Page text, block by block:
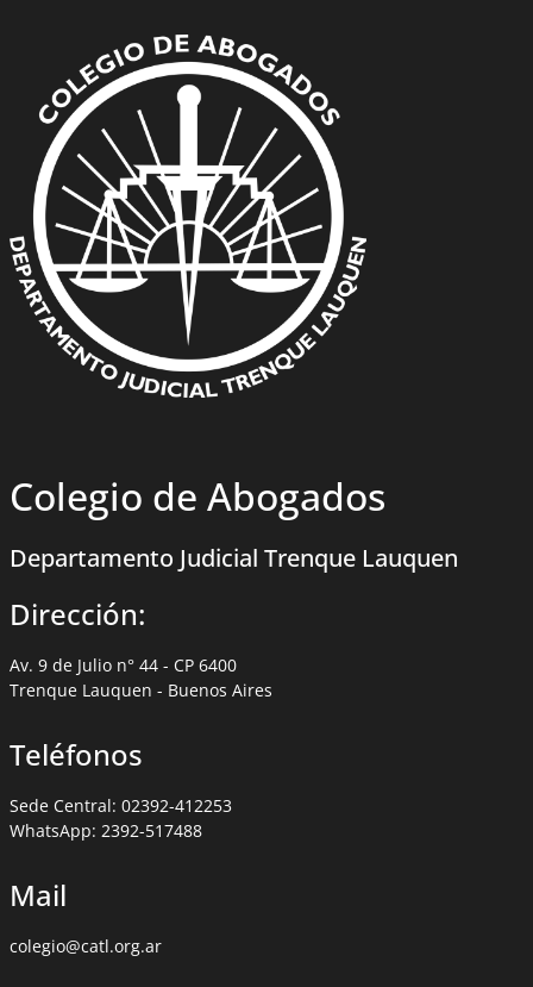
Colegio de Abogados
Departamento Judicial Trenque Lauquen
Dirección:
Av. 9 de Julio n° 44 - CP 6400
Trenque Lauquen - Buenos Aires
Teléfonos
Sede Central: 02392-412253
WhatsApp: 2392-517488
Mail
colegio@catl.org.ar